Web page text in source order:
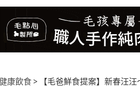
康飲食 > 【毛爸鮮食提案】新春汪